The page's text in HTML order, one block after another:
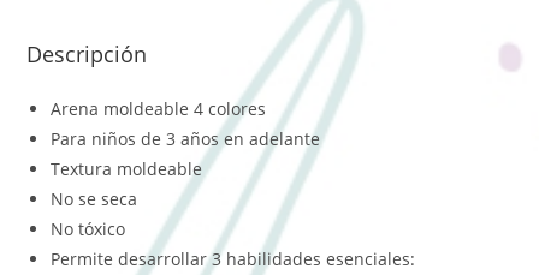
Descripción
Arena moldeable 4 colores
Para niños de 3 años en adelante
Textura moldeable
No se seca
No tóxico
Permite desarrollar 3 habilidades esenciales: